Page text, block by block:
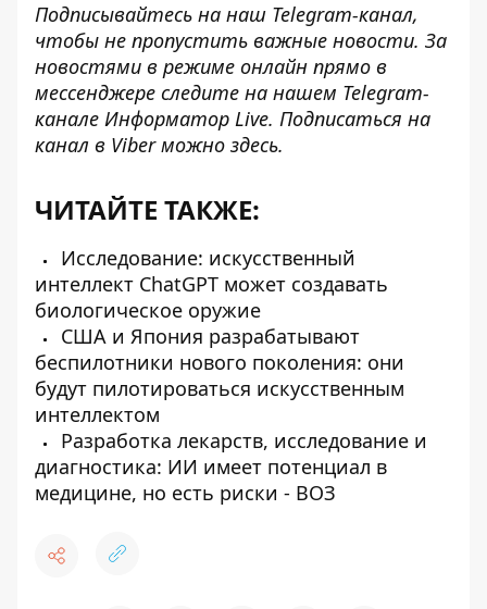
Подписывайтесь на наш Telegram-канал,
чтобы не пропустить важные новости. За
новостями в режиме онлайн прямо в
мессенджере следите на нашем Telegram-
канале Информатор Live. Подписаться на
канал в Viber можно здесь.
ЧИТАЙТЕ ТАКЖЕ:
Исследование: искусственный
интеллект ChatGPT может создавать
биологическое оружие
США и Япония разрабатывают
беспилотники нового поколения: они
будут пилотироваться искусственным
интеллектом
Разработка лекарств, исследование и
диагностика: ИИ имеет потенциал в
медицине, но есть риски - ВОЗ